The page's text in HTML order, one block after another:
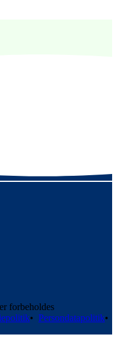
forbeholdes
• Persondatapolitik•